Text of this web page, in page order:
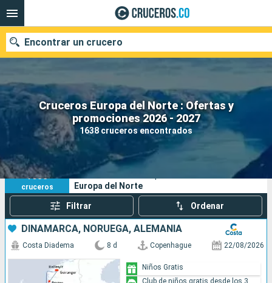
Cruceros Europa del Norte : Ofertas y
promociones 2026 - 2027
1638 cruceros encontrados
Encontrar un crucero
Fecha de salida
Buscar
1638
cruceros
Sus criterios de búsqueda:
Europa del Norte
Filtrar Ordenar
DINAMARCA, NORUEGA, ALEMANIA
Costa Diadema 8 d Copenhague 22/08/2026
Niños Gratis
Club de niños gratis desde los 3